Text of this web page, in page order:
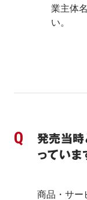
業主体
い。
発売当時
っていま
商品・サー